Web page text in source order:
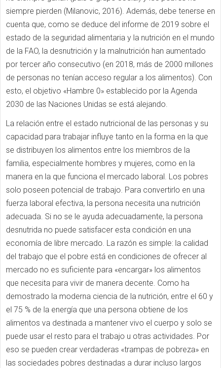
siempre pierden (Milanovic, 2016). Además, debe tenerse en
cuenta que, como se deduce del informe de 2019 sobre el
estado de la seguridad alimentaria y la nutrición en el mundo
de la FAO, la desnutrición y la malnutrición han aumentado
por tercer año consecutivo (en 2018, más de 2000 millones
de personas no tenían acceso regular a los alimentos). Con
esto, el objetivo «Hambre 0» establecido por la Agenda
2030 de las Naciones Unidas se está alejando.
La relación entre el estado nutricional de las personas y su
capacidad para trabajar influye tanto en la forma en la que
se distribuyen los alimentos entre los miembros de la
familia, especialmente hombres y mujeres, como en la
manera en la que funciona el mercado laboral. Los pobres
solo poseen potencial de trabajo. Para convertirlo en una
fuerza laboral efectiva, la persona necesita una nutrición
adecuada. Si no se le ayuda adecuadamente, la persona
desnutrida no puede satisfacer esta condición en una
economía de libre mercado. La razón es simple: la calidad
del trabajo que el pobre está en condiciones de ofrecer al
mercado no es suficiente para «encargar» los alimentos
que necesita para vivir de manera decente. Como ha
demostrado la moderna ciencia de la nutrición, entre el 60 y
el 75 % de la energía que una persona obtiene de los
alimentos va destinada a mantener vivo el cuerpo y solo se
puede usar el resto para el trabajo u otras actividades. Por
eso se pueden crear verdaderas «trampas de pobreza» en
las sociedades pobres destinadas a durar incluso largos